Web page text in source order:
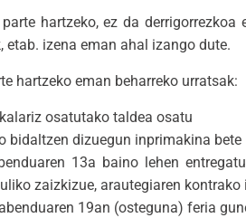
hartzeko, ez da
etab. izena eman ahal izango dute.
hartzeko eman beharreko urratsak:
osatutako taldea osatu
bidaltzen dizuegun inprimakina bete
13a baino lehen
zaizkizue, arautegiaren
19an (osteguna) feria